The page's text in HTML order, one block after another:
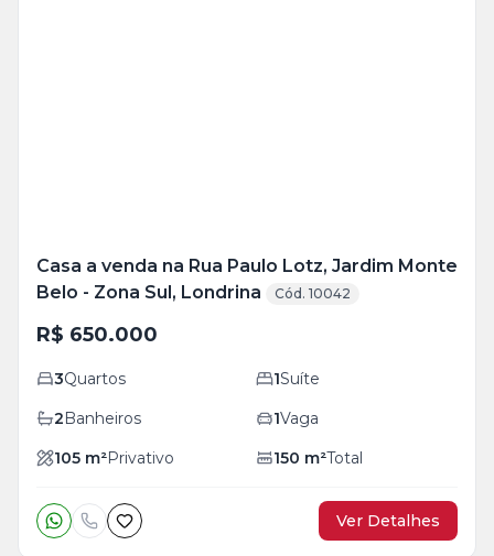
Casa a venda na Rua Paulo Lotz, Jardim Monte
Belo - Zona Sul, Londrina
Cód. 10042
R$ 650.000
3Quartos 1Suíte
2Banheiros 1Vaga
105 m²Privativo 150 m²Total
Ver Detalhes